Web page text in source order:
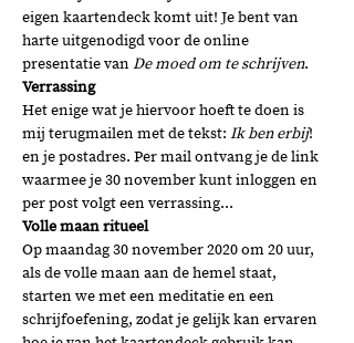
eigen kaartendeck komt uit! Je bent van
harte uitgenodigd voor de online
presentatie van De moed om te schrijven.
Verrassing
Het enige wat je hiervoor hoeft te doen is
mij terugmailen met de tekst: Ik ben erbij!
en je postadres. Per mail ontvang je de link
waarmee je 30 november kunt inloggen en
per post volgt een verrassing...
Volle maan ritueel
Op maandag 30 november 2020 om 20 uur,
als de volle maan aan de hemel staat,
starten we met een meditatie en een
schrijfoefening, zodat je gelijk kan ervaren